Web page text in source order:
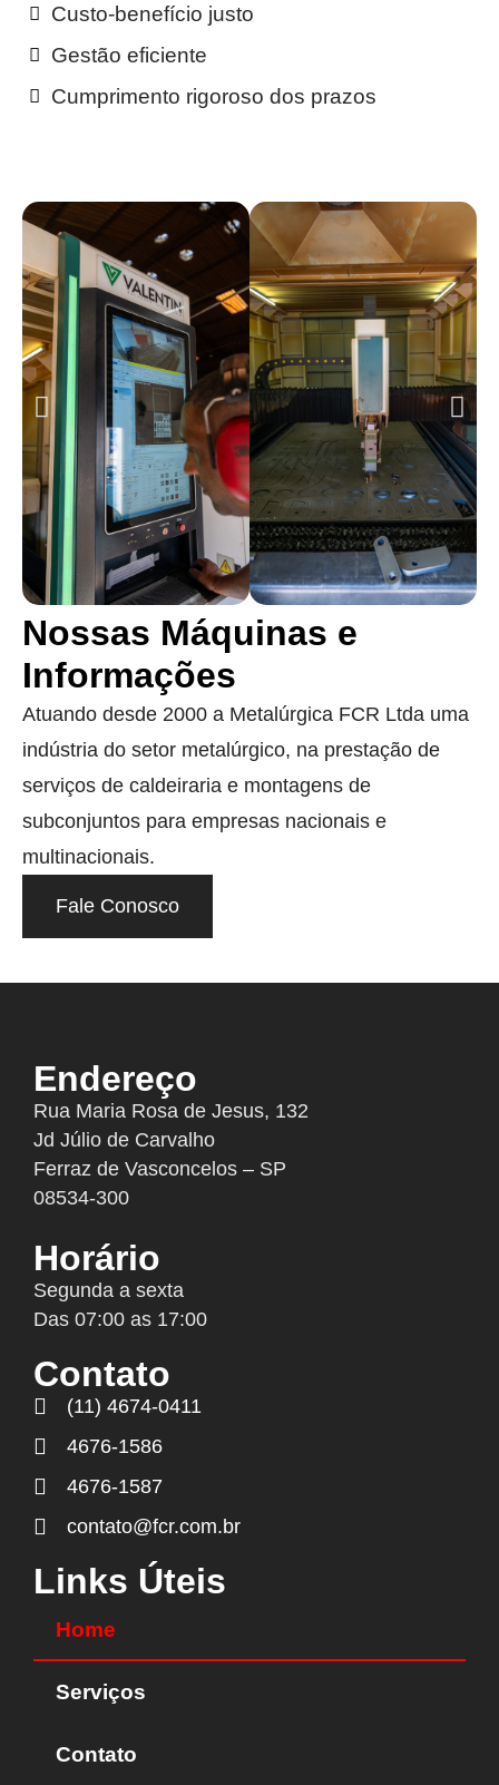
Custo-benefício justo
Gestão eficiente
Cumprimento rigoroso dos prazos
Nossas Máquinas e
Informações
Atuando desde 2000 a Metalúrgica FCR Ltda uma
indústria do setor metalúrgico, na prestação de
serviços de caldeiraria e montagens de
subconjuntos para empresas nacionais e
multinacionais.
Fale Conosco
Endereço
Rua Maria Rosa de Jesus, 132
Jd Júlio de Carvalho
Ferraz de Vasconcelos – SP
08534-300
Horário
Segunda a sexta
Das 07:00 as 17:00
Contato
(11) 4674-0411
4676-1586
4676-1587
contato@fcr.com.br
Links Úteis
Home
Serviços
Contato